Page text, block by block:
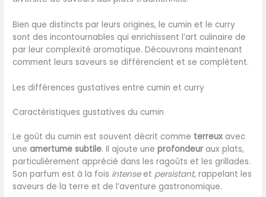
Bien que distincts par leurs origines, le cumin et le curry
sont des incontournables qui enrichissent l’art culinaire de
par leur complexité aromatique. Découvrons maintenant
comment leurs saveurs se différencient et se complètent.
Les différences gustatives entre cumin et curry
Caractéristiques gustatives du cumin
Le goût du cumin est souvent décrit comme terreux avec
uneamertume subtile. Il ajoute uneprofondeur aux plats,
particulièrement apprécié dans les ragoûts et les grillades.
Son parfum est à la fois intenseet persistant, rappelant les
saveurs de la terre et de l’aventure gastronomique.